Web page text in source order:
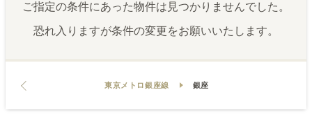
ご指定の条件にあった物件は見つかりませんでした。
恐れ入りますが条件の変更をお願いいたします。
東京メトロ銀座線 銀座